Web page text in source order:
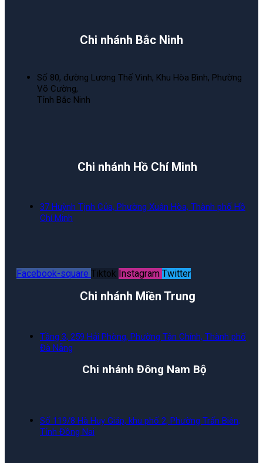
Chi nhánh Bắc Ninh
Số 80, đường Lương Thế Vinh, Khu Hòa Bình, Phường
Võ Cường,
Tỉnh Bắc Ninh
Chi nhánh Hồ Chí Minh
37 Huỳnh Tịnh Của, Phường Xuân Hòa, Thành phố Hồ
Chí Minh
Facebook-square Tiktok Instagram Twitter
Chi nhánh Miền Trung
Tầng 3, 259 Hải Phòng, Phường Tân Chính, Thành phố
Đà Nẵng
Chi nhánh Đông Nam Bộ
Số 119/8 Hà Huy Giáp, khu phố 2, Phường Trấn Biên,
Tỉnh Đồng Nai